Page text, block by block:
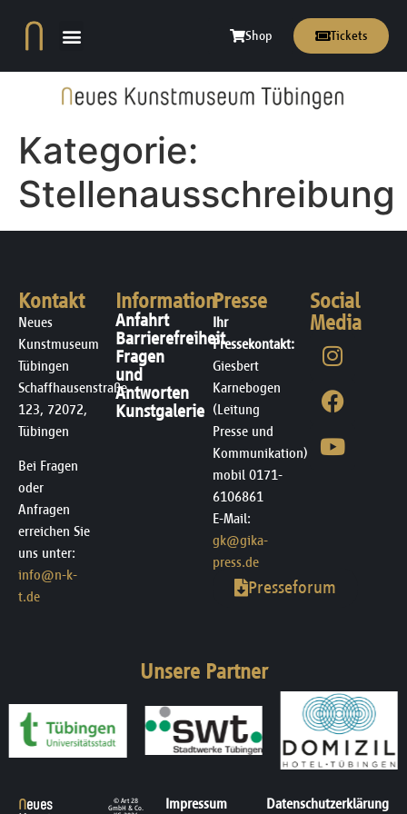
springen
Tickets
Shop
Kategorie:
Stellenausschreibung
Kontakt
Neues
Kunstmuseum
Tübingen
Schaffhausenstraße
123, 72072,
Tübingen
Bei Fragen
oder
Anfragen
erreichen Sie
uns unter:
info@n-k-
t.de
Information
Anfahrt
Barrierefreiheit
Fragen
und
Antworten
Kunstgalerie
Presse
Ihr
Pressekontakt:
Giesbert
Karnebogen
(Leitung
Presse und
Kommunikation)
mobil 0171-
6106861
E-Mail:
gk@gika-
press.de
Presseforum
Social
Media
Unsere Partner
Neues
© Art 28
GmbH & Co.
Impressum Datenschutzerklärung